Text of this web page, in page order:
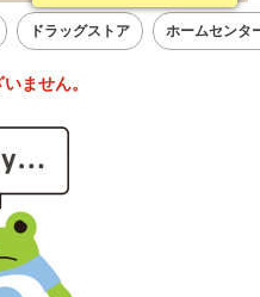
ドラッグストア ホームセンタ
ません。